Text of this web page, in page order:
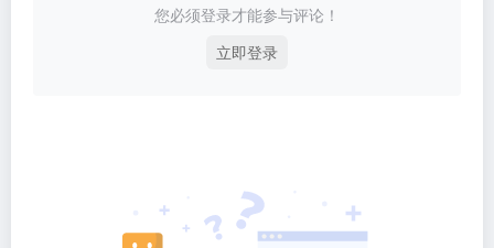
您必须登录才能参与评论！
立即登录